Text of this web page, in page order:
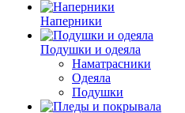
Наперники
Подушки и одеяла
Наматрасники
Одеяла
Подушки